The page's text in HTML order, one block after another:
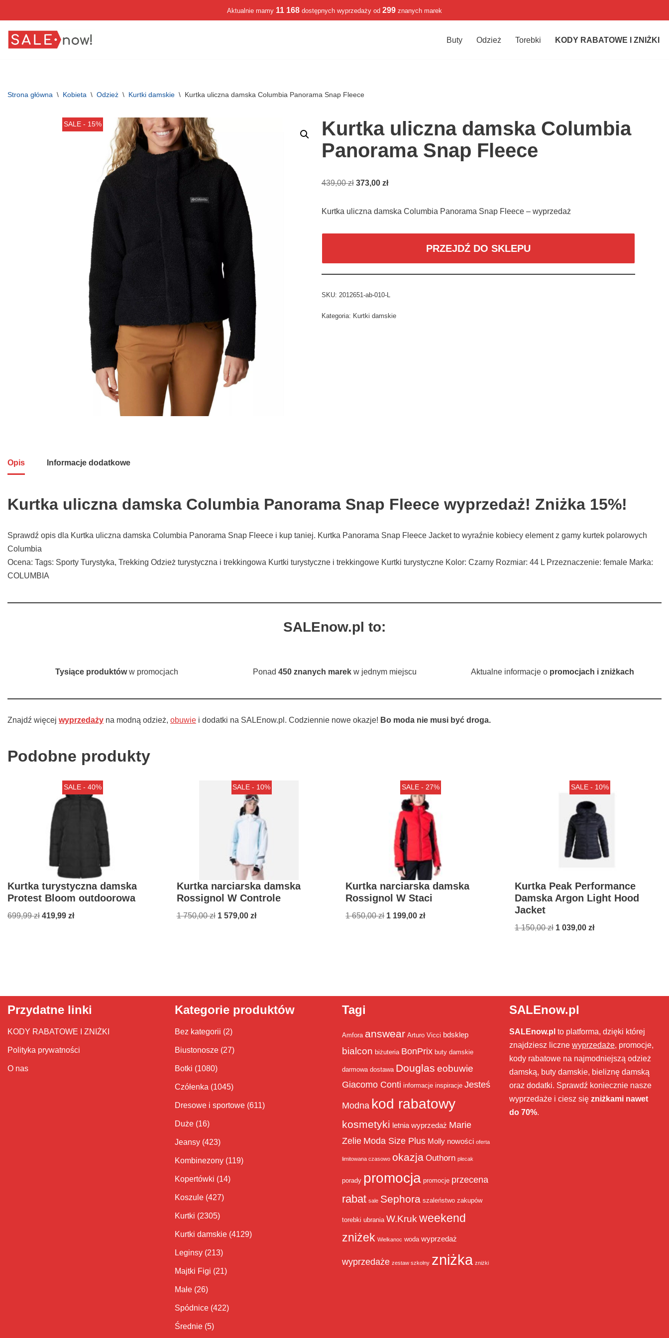
do
Aktualnie mamy 11 168 dostępnych wyprzedaży od 299 znanych marek
Buty Odzież Torebki KODY RABATOWE I ZNIŻKI
Strona główna \ Kobieta \ Odzież \ Kurtki damskie \ Kurtka uliczna damska Columbia Panorama Snap Fleece
SALE - 15%
Kurtka uliczna damska Columbia
Panorama Snap Fleece
439,00zł 373,00 zł
Kurtka uliczna damska Columbia Panorama Snap Fleece – wyprzedaż
PRZEJDŹ DO SKLEPU
SKU: 2012651-ab-010-L
Kategoria: Kurtki damskie
Opis Informacje dodatkowe
Kurtka uliczna damska Columbia Panorama Snap Fleece wyprzedaż! Zniżka 15%!
Sprawdź opis dla Kurtka uliczna damska Columbia Panorama Snap Fleece i kup taniej. Kurtka Panorama Snap Fleece Jacket to wyraźnie kobiecy element z gamy kurtek polarowych
Columbia
Ocena: Tags: Sporty Turystyka, Trekking Odzież turystyczna i trekkingowa Kurtki turystyczne i trekkingowe Kurtki turystyczne Kolor: Czarny Rozmiar: 44 L Przeznaczenie: female Marka:
COLUMBIA
SALEnow.pl to:
Tysiące produktóww promocjach Ponad 450 znanych marekw jednym miejscu Aktualne informacje o promocjach i zniżkach
Znajdź więcej wyprzedaży na modną odzież, obuwie i dodatki na SALEnow.pl. Codziennie nowe okazje! Bo moda nie musi być droga.
Podobne produkty
SALE - 40%
Kurtka turystyczna damska
Protest Bloom outdoorowa
699,99zł 419,99 zł
SALE - 10%
Kurtka narciarska damska
Rossignol W Controle
1 750,00zł 1 579,00 zł
SALE - 27%
Kurtka narciarska damska
Rossignol W Staci
1 650,00zł 1 199,00zł
SALE - 10%
Kurtka Peak Performance
Damska Argon Light Hood
Jacket
1 150,00zł 1 039,00 zł
Przydatne linki
KODY RABATOWE I ZNIŻKI
Polityka prywatności
O nas
Kategorie produktów
Bez kategorii (2)
Biustonosze (27)
Botki (1080)
Czółenka (1045)
Dresowe i sportowe (611)
Duże (16)
Jeansy (423)
Kombinezony (119)
Kopertówki (14)
Koszule (427)
Kurtki (2305)
Kurtki damskie (4129)
Leginsy (213)
Majtki Figi (21)
Małe (26)
Spódnice (422)
Średnie (5)
Tagi
Amfora answear Arturo Vicci bdsklep
bialcon biżuteria BonPrix buty damskie
darmowa dostawa Douglas eobuwie
Giacomo Conti informacje inspiracje Jesteś
Modna kod rabatowy
kosmetyki letnia wyprzedaż Marie
Zelie Moda Size Plus Molly nowości oferta
limitowana czasowo okazja Outhorn plecak
porady promocja promocje przecena
rabat sale Sephora szaleństwo zakupów
torebki ubrania W.Kruk weekend
zniżek Wielkanoc woda wyprzedaż
wyprzedaże zestaw szkolny zniżka zniżki
SALEnow.pl
SALEnow.pl to platforma, dzięki której
znajdziesz liczne wyprzedaże, promocje,
kody rabatowe na najmodniejszą odzież
damską, buty damskie, bieliznę damską
oraz dodatki. Sprawdź koniecznie nasze
wyprzedaże i ciesz się zniżkami nawet
do 70%.